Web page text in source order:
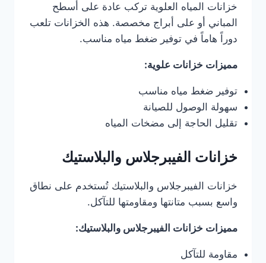
خزانات المياه العلوية تركب عادة على أسطح
المباني أو على أبراج مخصصة. هذه الخزانات تلعب
دوراً هاماً في توفير ضغط مياه مناسب.
مميزات خزانات علوية:
توفير ضغط مياه مناسب
سهولة الوصول للصيانة
تقليل الحاجة إلى مضخات المياه
خزانات الفيبرجلاس والبلاستيك
خزانات الفيبرجلاس والبلاستيك تُستخدم على نطاق
واسع بسبب متانتها ومقاومتها للتآكل.
مميزات خزانات الفيبرجلاس والبلاستيك:
مقاومة للتآكل